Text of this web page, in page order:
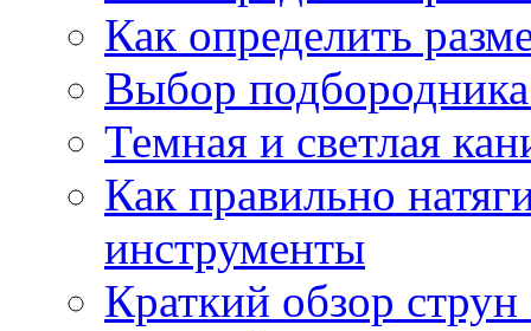
Как определить
Выбор
Темная и светлая
Как правильно
инструменты
Краткий обзор